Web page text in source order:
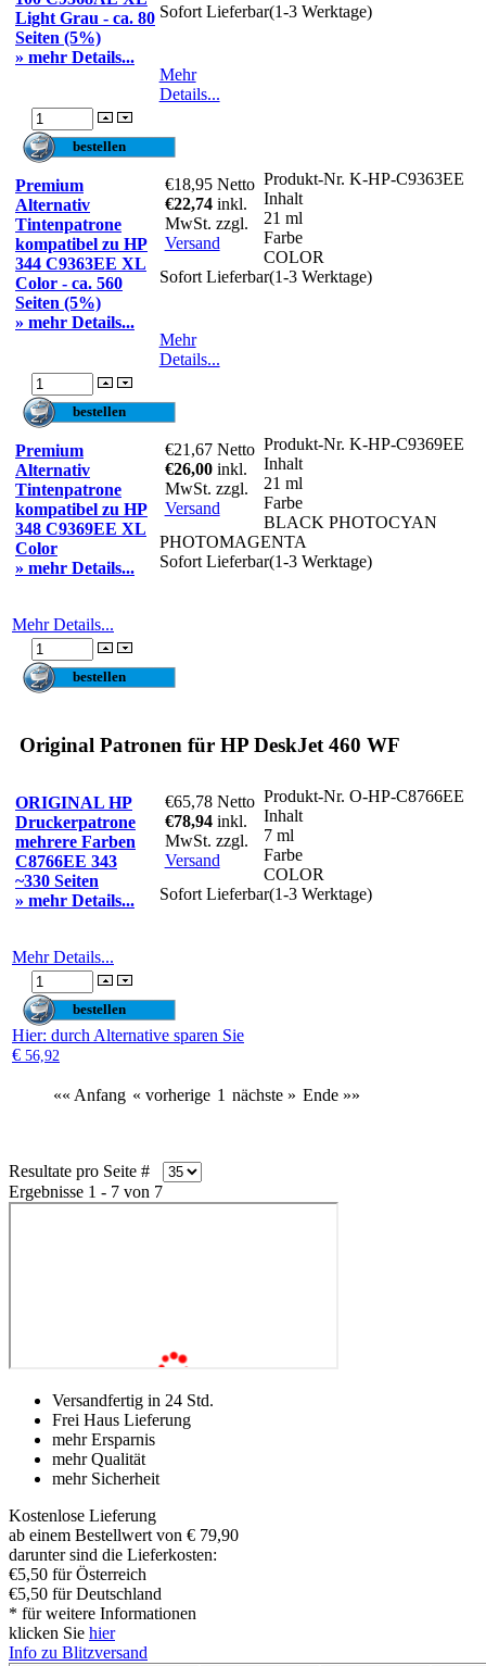
Light Grau - ca. 80
Seiten (5%)
» mehr Details...
Sofort Lieferbar(1-3 Werktage)
Mehr
Details...
Premium
Alternativ
Tintenpatrone
kompatibel zu HP
344 C9363EE XL
Color - ca. 560
Seiten (5%)
» mehr Details...
€18,95 Netto
€22,74 inkl.
MwSt. zzgl.
Versand
Produkt-Nr. K-HP-C9363EE
Inhalt
21 ml
Farbe
COLOR
Sofort Lieferbar(1-3 Werktage)
Mehr
Details...
Premium
Alternativ
Tintenpatrone
kompatibel zu HP
348 C9369EE XL
Color
» mehr Details...
€21,67 Netto
€26,00 inkl.
MwSt. zzgl.
Versand
Produkt-Nr. K-HP-C9369EE
Inhalt
21 ml
Farbe
BLACK PHOTOCYAN
PHOTOMAGENTA
Sofort Lieferbar(1-3 Werktage)
Mehr Details...
Original Patronen für HP DeskJet 460 WF
ORIGINAL HP
Druckerpatrone
mehrere Farben
C8766EE 343
~330 Seiten
» mehr Details...
€65,78 Netto
€78,94 inkl.
MwSt. zzgl.
Versand
Produkt-Nr. O-HP-C8766EE
Inhalt
7 ml
Farbe
COLOR
Sofort Lieferbar(1-3 Werktage)
Mehr Details...
Hier: durch Alternative sparen Sie
€ 56,92
«« Anfang « vorherige 1 nächste » Ende »»
Resultate pro Seite #
Ergebnisse 1 - 7 von 7
Versandfertig in 24 Std.
Frei Haus Lieferung
mehr Ersparnis
mehr Qualität
mehr Sicherheit
Kostenlose Lieferung
ab einem Bestellwert von € 79,90
darunter sind die Lieferkosten:
€5,50 für Österreich
€5,50 für Deutschland
* für weitere Informationen
klicken Sie hier
Info zu Blitzversand